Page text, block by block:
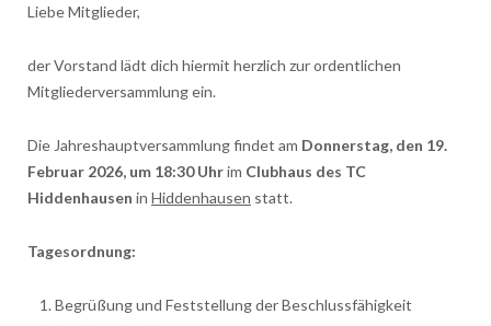
Liebe Mitglieder,
der Vorstand lädt dich hiermit herzlich zur ordentlichen
Mitgliederversammlung ein.
Die Jahreshauptversammlungfindet am Donnerstag, den 19.
Februar 2026, um 18:30 Uhrim Clubhaus des TC
Hiddenhausen in Hiddenhausen statt.
Tagesordnung:
Begrüßung und Feststellung der Beschlussfähigkeit